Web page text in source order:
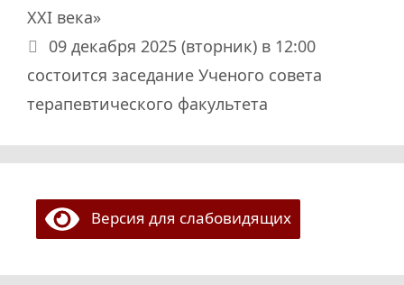
XХI века»
09 декабря 2025 (вторник) в 12:00
состоится заседание Ученого совета
терапевтического факультета
Версия для слабовидящих